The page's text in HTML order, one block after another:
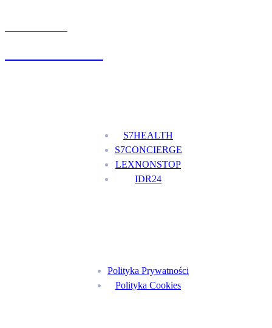
S7HEALTH
S7CONCIERGE
LEXNONSTOP
IDR24
Polityka Prywatności
Polityka Cookies